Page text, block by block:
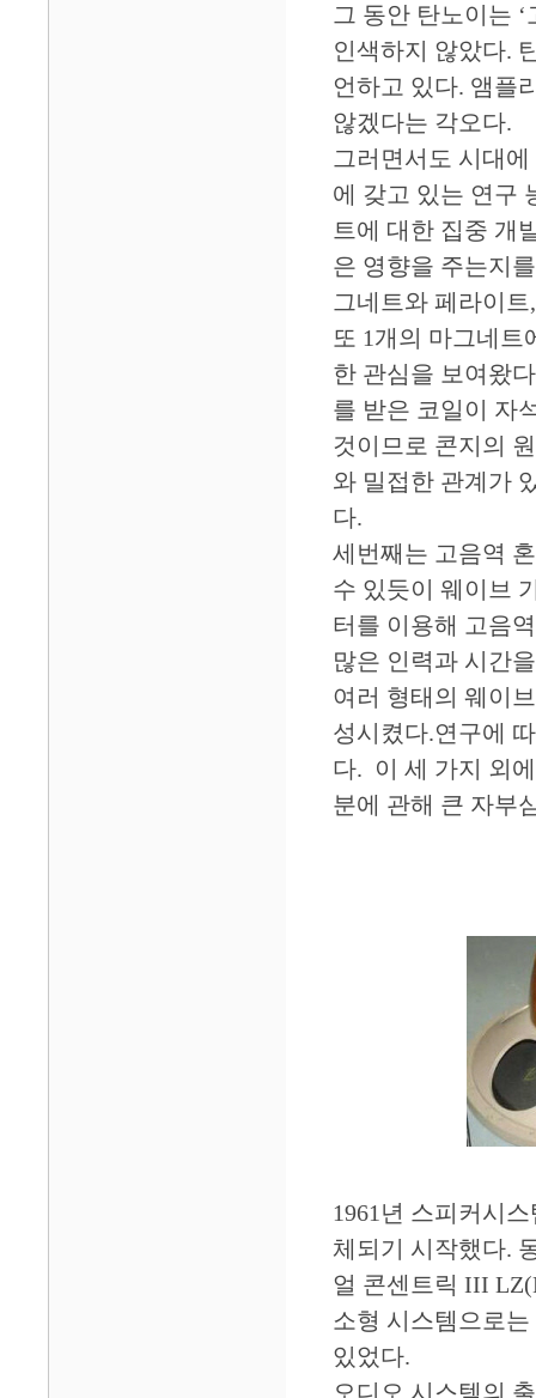
그 동안 탄노이는
인색하지 않았다.
언하고 있다. 앰플
않겠다는 각오다.
그러면서도 시대
에 갖고 있는 연구
트에 대한 집중 개
은 영향을 주는지
그네트와 페라이
또 1개의 마그네트
한 관심을 보여왔
를 받은 코일이 자
것이므로 콘지의
와 밀접한 관계가
다.
세번째는 고음역
수 있듯이 웨이브
터를 이용해 고음
많은 인력과 시간
여러 형태의 웨이
성시켰다.연구에
다. 이 세 가지 외
분에 관해 큰 자부
1961년 스피커시
체되기 시작했다.
얼 콘센트릭 III
소형 시스템으로
있었다.
오디오 시스템의